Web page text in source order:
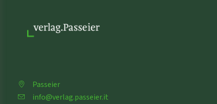
Passeier
info@verlag.passeier.it